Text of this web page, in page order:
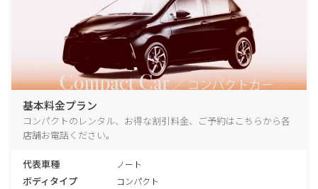
基本料金プラン
コンパクトのレンタル、お得な割引料金、ご予約はこちらから各
店舗お電話ください。
代表車種 ノート
ボディタイプ コンパクト